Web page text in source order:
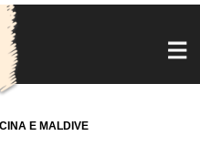
CINA E MALDIVE